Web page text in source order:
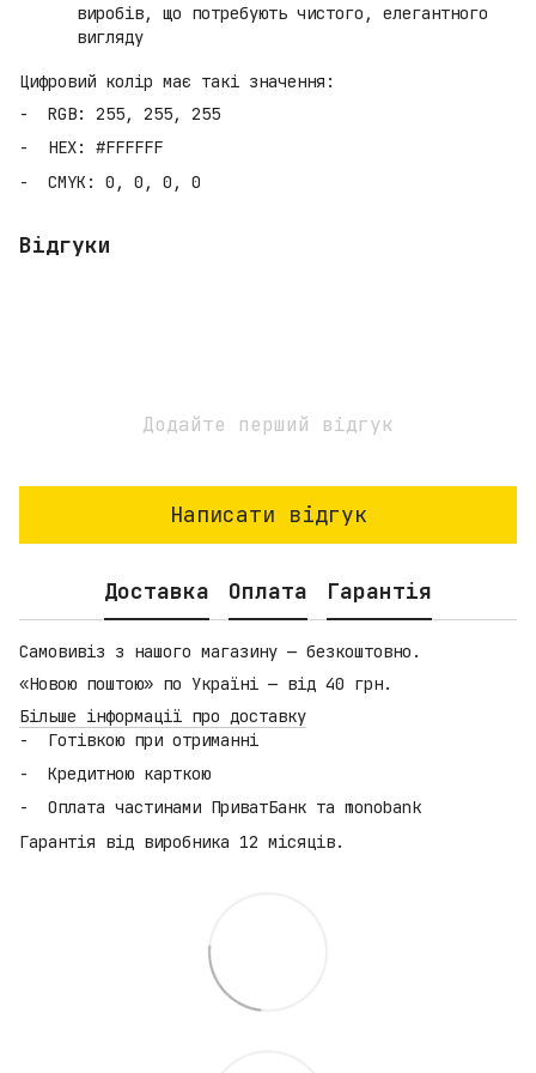
виробів, що потребують чистого, елегантного
вигляду
Цифровий колір має такі значення:
RGB: 255, 255, 255
HEX: #FFFFFF
CMYK: 0, 0, 0, 0
Відгуки
Додайте перший відгук
Написати відгук
Доставка Оплата Гарантія
Самовивіз з нашого магазину — безкоштовно.
«Новою поштою» по Україні — від 40 грн.
Більше інформації про доставку
Готівкою при отриманні
Кредитною карткою
Оплата частинами ПриватБанк та monobank
Гарантія від виробника 12 місяців.